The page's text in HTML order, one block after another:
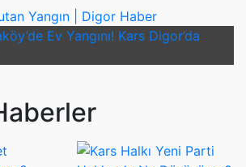
Yangın | Digor Haber
Ev Yangını! Kars Digor’da